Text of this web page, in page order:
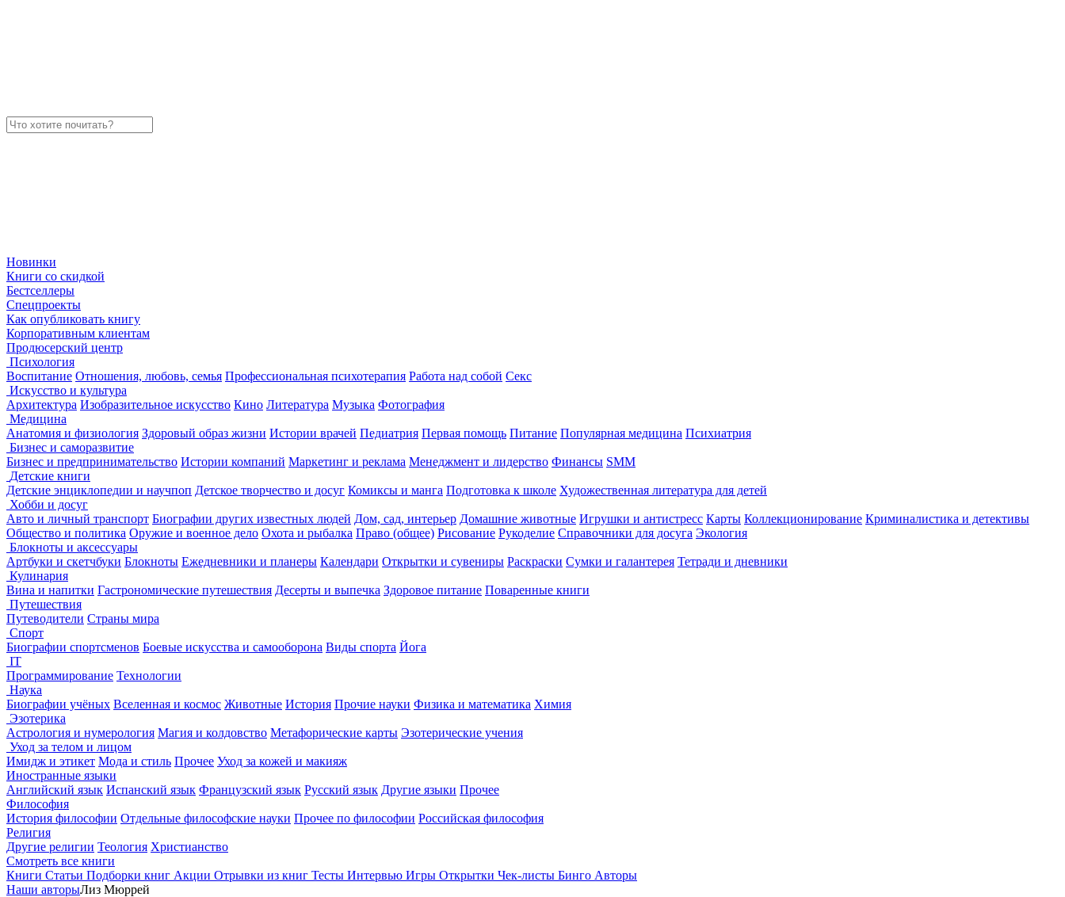
Новинки
Книги со скидкой
Бестселлеры
Спецпроекты
Как опубликовать книгу
Корпоративным клиентам
Продюсерский центр
Психология
Воспитание Отношения, любовь, семья Профессиональная психотерапия Работа над собой Секс
Искусство и культура
Архитектура Изобразительное искусство Кино Литература Музыка Фотография
Медицина
Анатомия и физиология Здоровый образ жизни Истории врачей Педиатрия Первая помощь Питание Популярная медицина Психиатрия
Бизнес и саморазвитие
Бизнес и предпринимательство Истории компаний Маркетинг и реклама Менеджмент и лидерство Финансы SMM
Детские книги
Детские энциклопедии и научпоп Детское творчество и досуг Комиксы и манга Подготовка к школе Художественная литература для детей
Хобби и досуг
Авто и личный транспорт Биографии других известных людей Дом, сад, интерьер Домашние животные Игрушки и антистресс Карты Коллекционирование Криминалистика и детективы
Общество и политика Оружие и военное дело Охота и рыбалка Право (общее) Рисование Рукоделие Справочники для досуга Экология
Блокноты и аксессуары
Артбуки и скетчбуки Блокноты Ежедневники и планеры Календари Открытки и сувениры Раскраски Сумки и галантерея Тетради и дневники
Кулинария
Вина и напитки Гастрономические путешествия Десерты и выпечка Здоровое питание Поваренные книги
Путешествия
Путеводители Страны мира
Спорт
Биографии спортсменов Боевые искусства и самооборона Виды спорта Йога
IT
Программирование Технологии
Наука
Биографии учёных Вселенная и космос Животные История Прочие науки Физика и математика Химия
Эзотерика
Астрология и нумерология Магия и колдовство Метафорические карты Эзотерические учения
Уход за телом и лицом
Имидж и этикет Мода и стиль Прочее Уход за кожей и макияж
Иностранные языки
Английский язык Испанский язык Французский язык Русский язык Другие языки Прочее
Философия
История философии Отдельные философские науки Прочее по философии Российская философия
Религия
Другие религии Теология Христианство
Смотреть все книги
Книги Статьи Подборки книг Акции Отрывки из книг Тесты Интервью Игры Открытки Чек-листы Бинго Авторы
Наши авторыЛиз Мюррей